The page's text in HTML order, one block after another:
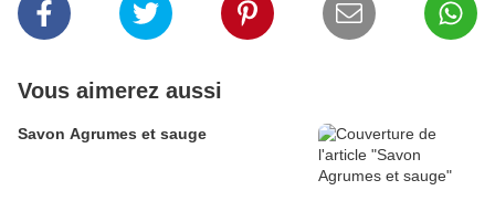
Vous aimerez aussi
Savon Agrumes et sauge